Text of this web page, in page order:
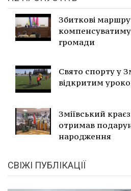
Збиткові
громади
Свято спорту у
відкритим
Зміївський
отримав
народження
СВІЖІ ПУБЛІКАЦІЇ